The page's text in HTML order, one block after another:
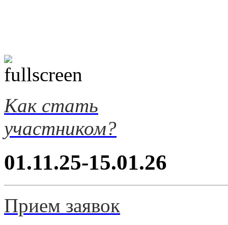
Как стать
участником?
01.11.25-15.01.26
Прием заявок